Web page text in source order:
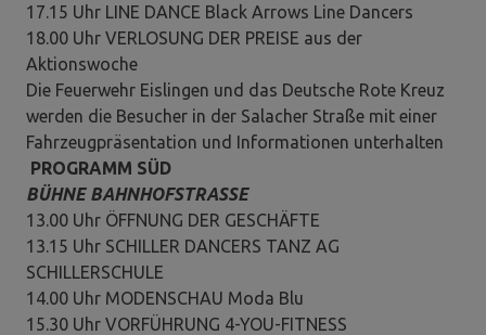
17.15 Uhr LINE DANCE Black Arrows Line Dancers
18.00 Uhr VERLOSUNG DER PREISE aus der
Aktionswoche
Die Feuerwehr Eislingen und das Deutsche Rote Kreuz
werden die Besucher in der Salacher Straße mit einer
Fahrzeugpräsentation und Informationen unterhalten
PROGRAMM SÜD
BÜHNE BAHNHOFSTRASSE
13.00 Uhr ÖFFNUNG DER GESCHÄFTE
13.15 Uhr SCHILLER DANCERS TANZ AG
SCHILLERSCHULE
14.00 Uhr MODENSCHAU Moda Blu
15.30 Uhr VORFÜHRUNG 4-YOU-FITNESS